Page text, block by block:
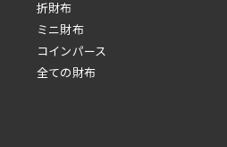
折財布
ミニ財布
コインパース
全ての財布